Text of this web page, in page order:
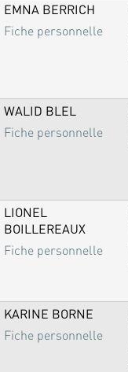
EMNA BERRICH
Fiche personnelle
WALID BLEL
Fiche personnelle
LIONEL
BOILLEREAUX
Fiche personnelle
KARINE BORNE
Fiche personnelle